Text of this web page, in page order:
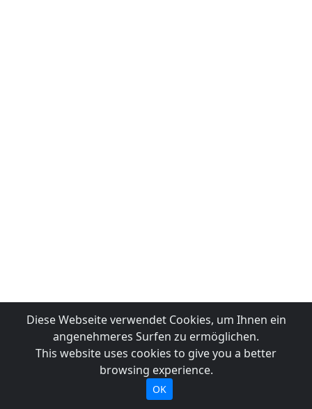
Diese Webseite verwendet Cookies, um Ihnen ein
angenehmeres Surfen zu ermöglichen.
This website uses cookies to give you a better
browsing experience.
OK